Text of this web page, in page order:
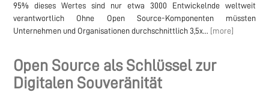
95% dieses Wertes sind nur etwa 3000 Entwickelnde weltweit
verantwortlich Ohne Open Source-Komponenten müssten
Unternehmen und Organisationen durchschnittlich 3,5x... [more]
Open Source als Schlüssel zur
Digitalen Souveränität